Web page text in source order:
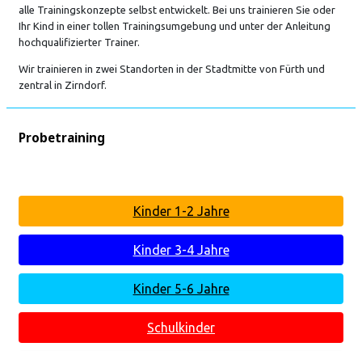
alle Trainingskonzepte selbst entwickelt. Bei uns trainieren Sie oder
Ihr Kind in einer tollen Trainingsumgebung und unter der Anleitung
hochqualifizierter Trainer.
Wir trainieren in zwei Standorten in der Stadtmitte von Fürth und
zentral in Zirndorf.
Probetraining
Kinder 1-2 Jahre
Kinder 3-4 Jahre
Kinder 5-6 Jahre
Schulkinder